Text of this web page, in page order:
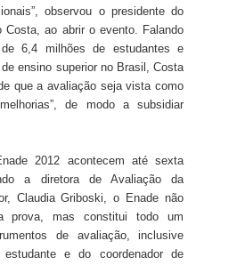
observou o presidente do
Costa, ao abrir o evento. Falando
6,4 milhões de estudantes e
ensino superior no Brasil, Costa
que a avaliação seja vista como
de modo a subsidiar
2012 acontecem até sexta
a diretora de Avaliação da
Claudia Griboski, o Enade não
prova, mas constitui todo um
de avaliação, inclusive
estudante e do coordenador de